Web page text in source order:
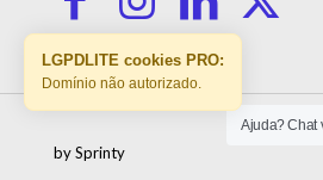
by Sprinty
Ajuda? Chat
LGPDLITE cookies PRO:
Domínio não autorizado.